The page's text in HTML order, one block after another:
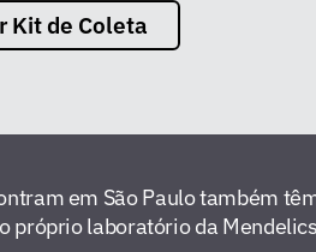
Kit de Coleta
em São Paulo também
próprio laboratório da